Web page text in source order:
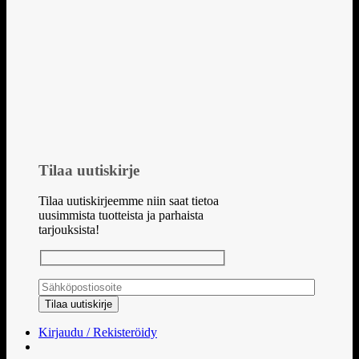
Tilaa uutiskirje
Tilaa uutiskirjeemme niin saat tietoa
uusimmista tuotteista ja parhaista
tarjouksista!
Kirjaudu / Rekisteröidy